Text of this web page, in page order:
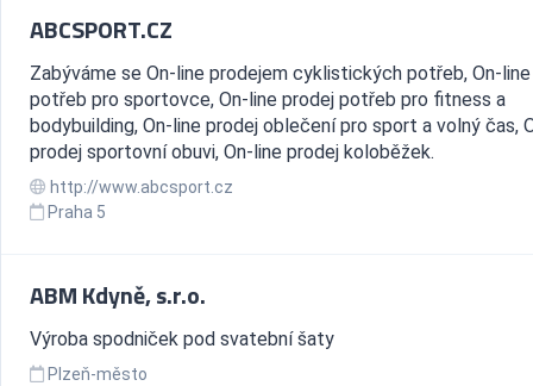
ABCSPORT.CZ
Zabýváme se On-line prodejem cyklistických potřeb, On-
potřeb pro sportovce, On-line prodej potřeb pro fitness a
bodybuilding, On-line prodej oblečení pro sport a volný čas,
prodej sportovní obuvi, On-line prodej koloběžek.
http://www.abcsport.cz
Praha 5
ABM Kdyně, s.r.o.
Výroba spodniček pod svatební šaty
Plzeň-město